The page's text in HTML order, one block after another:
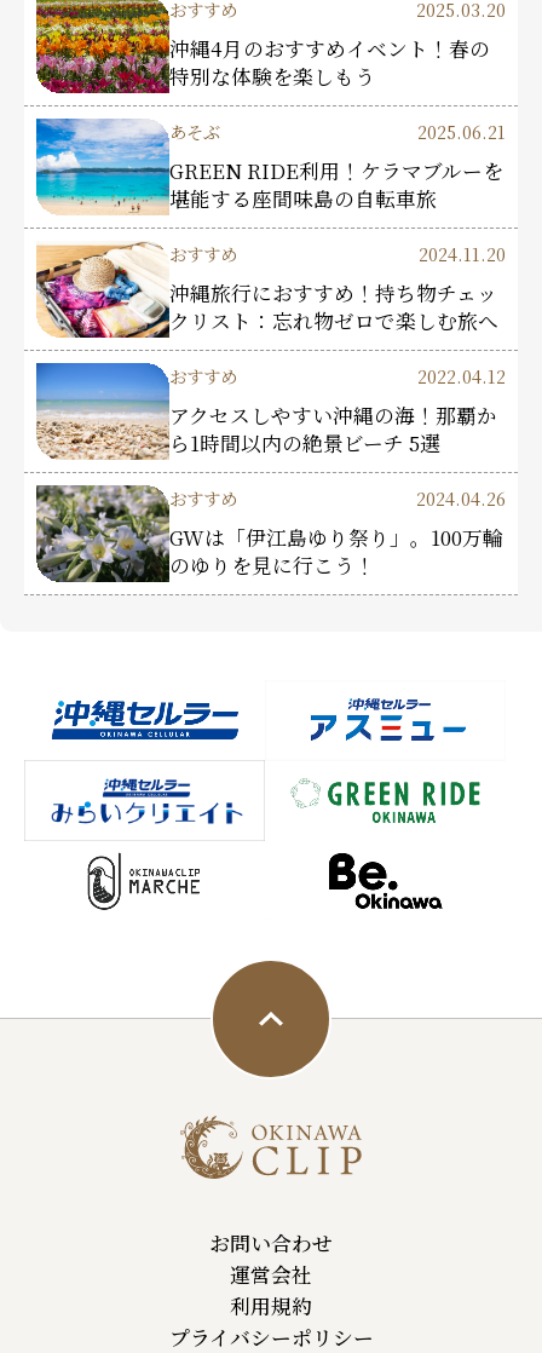
おすすめ 2025.03.20
沖縄4月のおすすめイベント！春の
特別な体験を楽しもう
あそぶ 2025.06.21
GREEN RIDE利用！ケラマブルーを
堪能する座間味島の自転車旅
おすすめ 2024.11.20
沖縄旅行におすすめ！持ち物チェッ
クリスト：忘れ物ゼロで楽しむ旅へ
おすすめ 2022.04.12
アクセスしやすい沖縄の海！那覇か
ら1時間以内の絶景ビーチ 5選
おすすめ 2024.04.26
GWは「伊江島ゆり祭り」。100万輪
のゆりを見に行こう！
お問い合わせ
運営会社
利用規約
プライバシーポリシー